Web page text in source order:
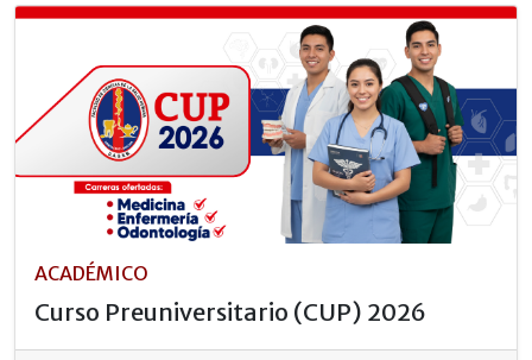
ACADÉMICO
Curso Preuniversitario (CUP) 2026